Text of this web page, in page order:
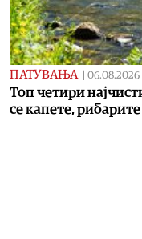
ПАТУВАЊА 06.08.2026
Топ четири
се капете,